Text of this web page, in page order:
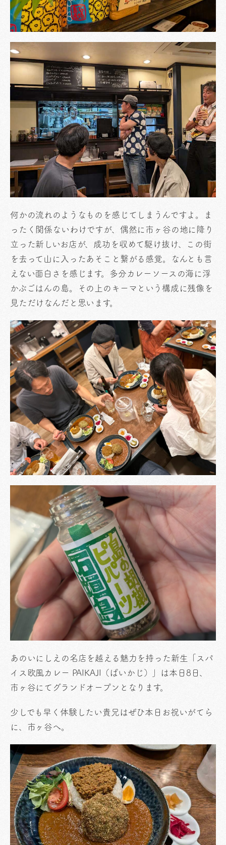
何かの流れのようなものを感じてしまうんですよ。ま
ったく関係ないわけですが、偶然に市ヶ谷の地に降り
立った新しいお店が、成功を収めて駆け抜け、この街
を去って山に入ったあそこと繋がる感覚。なんとも言
えない面白さを感じます。多分カレーソースの海に浮
かぶごはんの島。その上のキーマという構成に残像を
見ただけなんだと思います。
あのいにしえの名店を越える魅力を持った新生「スパ
イス欧風カレー PAIKAJI（ぱいかじ）」は本日8日、
市ヶ谷にてグランドオープンとなります。
少しでも早く体験したい貴兄はぜひ本日お祝いがてら
に、市ヶ谷へ。